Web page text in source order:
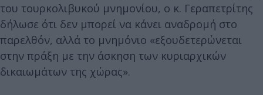
του τουρκολιβυκού μνημονίου, ο κ. Γεραπετρίτης
δήλωσε ότι δεν μπορεί να κάνει αναδρομή στο
παρελθόν, αλλά το μνημόνιο «εξουδετερώνεται
στην πράξη με την άσκηση των κυριαρχικών
δικαιωμάτων της χώρας».